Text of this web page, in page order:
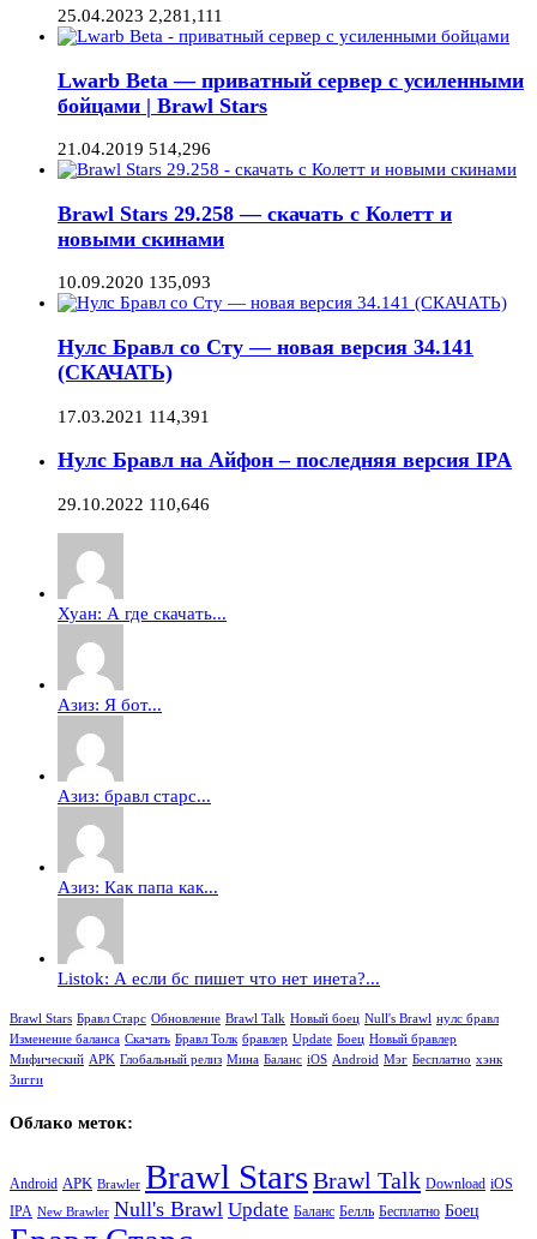
25.04.2023 2,281,111
Lwarb Beta — приватный сервер с усиленными
бойцами | Brawl Stars
21.04.2019 514,296
Brawl Stars 29.258 — скачать с Колетт и
новыми скинами
10.09.2020 135,093
Нулс Бравл со Сту — новая версия 34.141
(СКАЧАТЬ)
17.03.2021 114,391
Нулс Бравл на Айфон – последняя версия IPA
29.10.2022 110,646
Хуан: А где скачать...
Азиз: Я бот...
Азиз: бравл старс...
Азиз: Как папа как...
Listok: А если бс пишет что нет инета?...
Brawl Stars Бравл Старс Обновление Brawl Talk Новый боец Null's Brawl нулс бравл
Изменение баланса Скачать Бравл Толк бравлер Update Боец Новый бравлер
Мифический APK Глобальный релиз Мина Баланс iOS Android Мэг Бесплатно хэнк
Зигги
Облако меток:
Android APK Brawler Brawl StarsBrawl Talk Download iOS
IPA New Brawler Null's Brawl Update Баланс Белль Бесплатно Боец